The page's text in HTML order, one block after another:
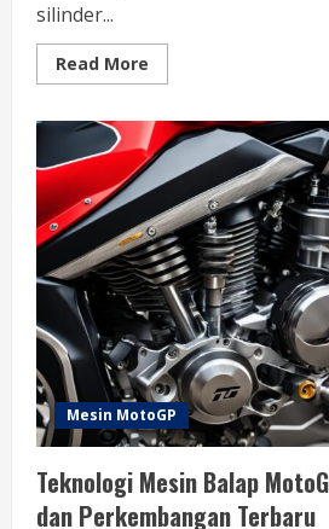
silinder...
Read More
more
Mesin
MotoGP
Modern:
Inovasi
dan
Performa
Terkini
Mesin MotoGP
Teknologi Mesin Balap
dan Perkembangan Terbaru